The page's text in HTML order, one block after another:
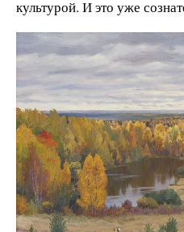
культурой. И это уже